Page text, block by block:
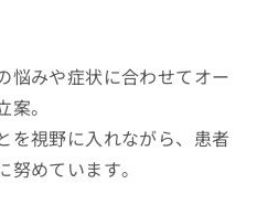
悩みや症状に合わせてオー
。
を視野に入れながら、患者
めています。